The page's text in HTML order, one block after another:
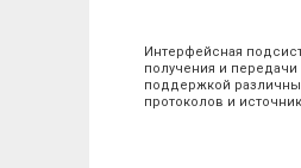
Интерфейсная
получения и
поддержкой
протоколов и